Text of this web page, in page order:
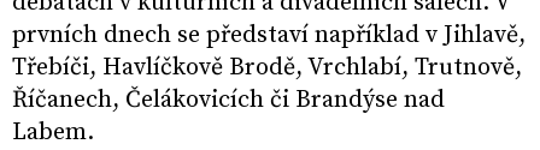
prvních dnech se představí například v Jihlavě,
Třebíči, Havlíčkově Brodě, Vrchlabí, Trutnově,
Říčanech, Čelákovicích či Brandýse nad
Labem.